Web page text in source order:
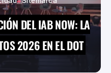
DEL IAB NOW: LA
2026 EN EL DOT